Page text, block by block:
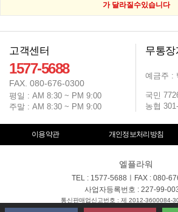
가 달라질수있습니다
고객센터
1577-5688
FAX. 080-676-0300
평일 : AM 8:30 ~ PM 9:00
주말 : AM 8:30 ~ PM 9:00
무통장
예금주 :
국민
농협
이용약관 개인정보처리방침
엘플라워
TEL : 1577-5688ㅣFAX : 080-
사업자등록번호 : 227-99-
통신판매업신고번호 : 제 2012-3600084-
대표자 : 박경환ㅣ개인정보보호관리 :